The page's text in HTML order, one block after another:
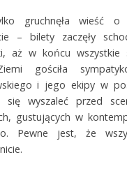
gruchnęła wieść o
– bilety zaczęły
aż w końcu wszystkie
gościła
i jego ekipy w
się wyszaleć przed
gustujących w
Pewne jest, że